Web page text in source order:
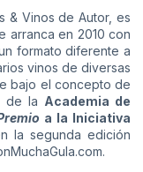
& Vinos de Autor, es
arranca en 2010 con
formato diferente a
vinos de diversas
bajo el concepto de
de la Academia de
a la Iniciativa
la segunda edición